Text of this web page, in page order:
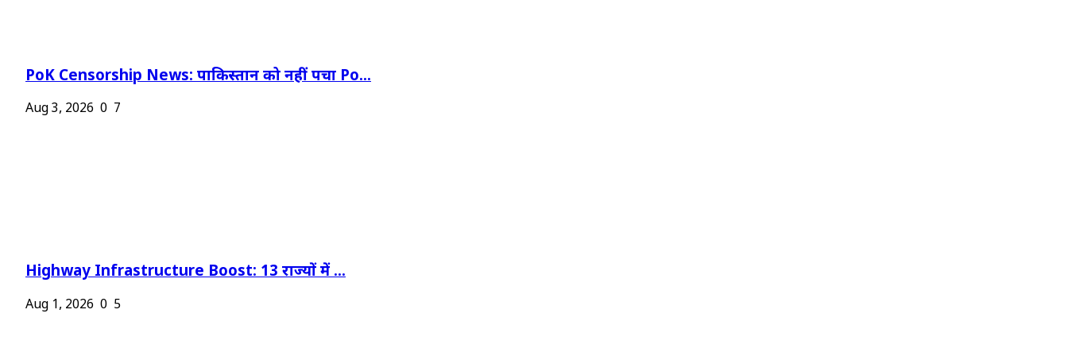
PoK Censorship News: पाकिस्तान को नहीं पचा Po...
Aug 3, 2026 0 7
Highway Infrastructure Boost: 13 राज्यों में ...
Aug 1, 2026 0 5